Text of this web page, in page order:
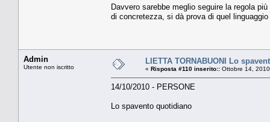
Davvero sarebbe meglio seguire la regola
di concretezza, si dà prova di quel
Admin
Utente non iscritto
LIETTA TORNABUONI Lo
« Risposta #110 inserito:: Ottobre 14,
14/10/2010 - PERSONE
Lo spavento quotidiano